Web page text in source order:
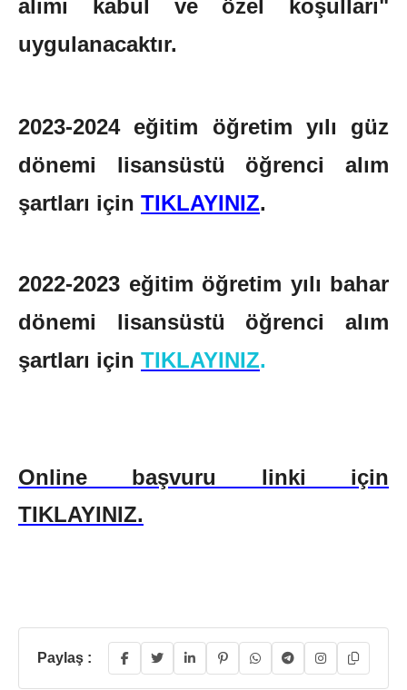
alımı kabul ve özel koşulları"
uygulanacaktır.
2023-2024 eğitim öğretim yılı güz
dönemi lisansüstü öğrenci alım
şartları için TIKLAYINIZ.
2022-2023 eğitim öğretim yılı bahar
dönemi lisansüstü öğrenci alım
şartları için TIKLAYINIZ.
Online başvuru linki için
TIKLAYINIZ.
Paylaş :